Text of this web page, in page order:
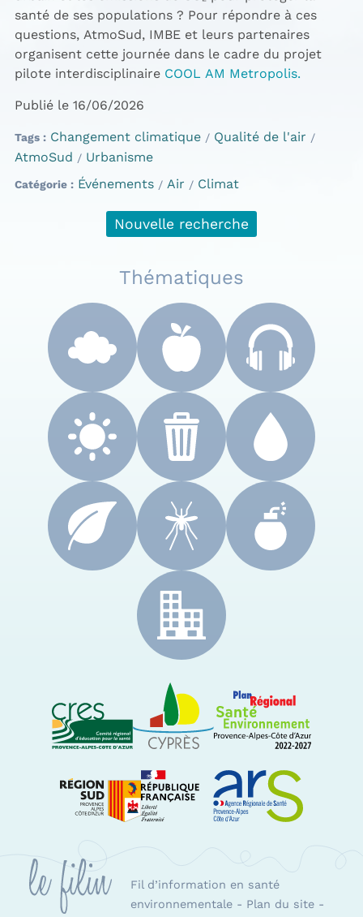
santé de ses populations ? Pour répondre à ces
questions, AtmoSud, IMBE et leurs partenaires
organisent cette journée dans le cadre du projet
pilote interdisciplinaire COOL AM Metropolis.
Publié le 16/06/2026
Tags Changement climatique
Qualité de l'air
AtmoSud
Urbanisme
Catégorie Événements Air Climat
Nouvelle recherche
Thématiques
Fil d’information en santé
environnementale- Plan du site-